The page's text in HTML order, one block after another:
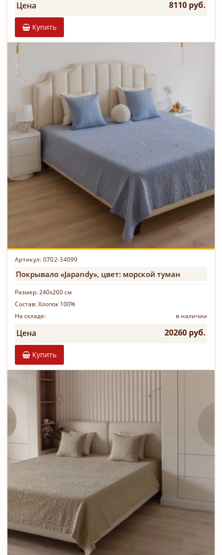
Цена 8110 руб.
Купить
Артикул: 0702-34099
Покрывало «Japandy», цвет: морской туман
Размер:240х260 см
Состав:Хлопок 100%
На складе:
в наличии
Цена 20260 руб.
Купить